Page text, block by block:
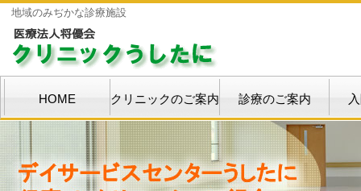
地域のみぢかな診療施設
HOME クリニックのご案内 診療のご案内